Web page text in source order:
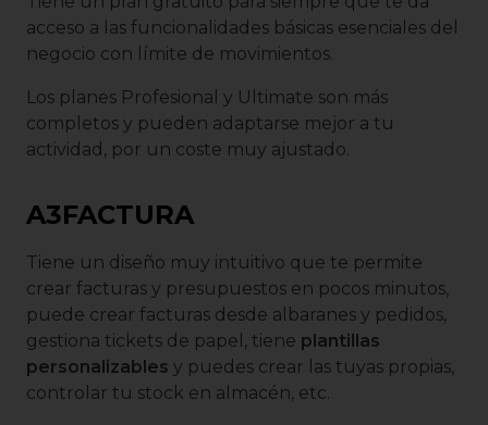
acceso a las funcionalidades básicas esenciales del
negocio con límite de movimientos.
Los planes Profesional y Ultimate son más
completos y pueden adaptarse mejor a tu
actividad, por un coste muy ajustado.
A3FACTURA
Tiene un diseño muy intuitivo que te permite
crear facturas y presupuestos en pocos minutos,
puede crear facturas desde albaranes y pedidos,
gestiona tickets de papel, tiene plantillas
personalizables y puedes crear las tuyas propias,
controlar tu stock en almacén, etc.